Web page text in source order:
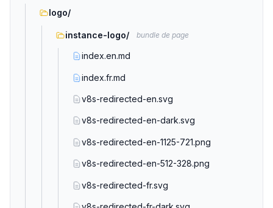
logo/
instance-logo/ bundle de page
index.en.md
index.fr.md
v8s-redirected-en.svg
v8s-redirected-en-dark.svg
v8s-redirected-en-1125-721.png
v8s-redirected-en-512-328.png
v8s-redirected-fr.svg